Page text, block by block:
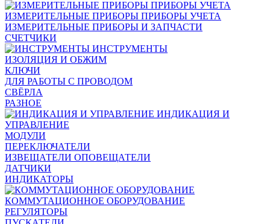
ИЗМЕРИТЕЛЬНЫЕ ПРИБОРЫ ПРИБОРЫ УЧЕТА
ИЗМЕРИТЕЛЬНЫЕ ПРИБОРЫ И ЗАПЧАСТИ
СЧЕТЧИКИ
ИНСТРУМЕНТЫ
ИЗОЛЯЦИЯ И ОБЖИМ
КЛЮЧИ
ДЛЯ РАБОТЫ С ПРОВОДОМ
СВЁРЛА
РАЗНОЕ
ИНДИКАЦИЯ И
УПРАВЛЕНИЕ
МОДУЛИ
ПЕРЕКЛЮЧАТЕЛИ
ИЗВЕЩАТЕЛИ ОПОВЕЩАТЕЛИ
ДАТЧИКИ
ИНДИКАТОРЫ
КОММУТАЦИОННОЕ ОБОРУДОВАНИЕ
РЕГУЛЯТОРЫ